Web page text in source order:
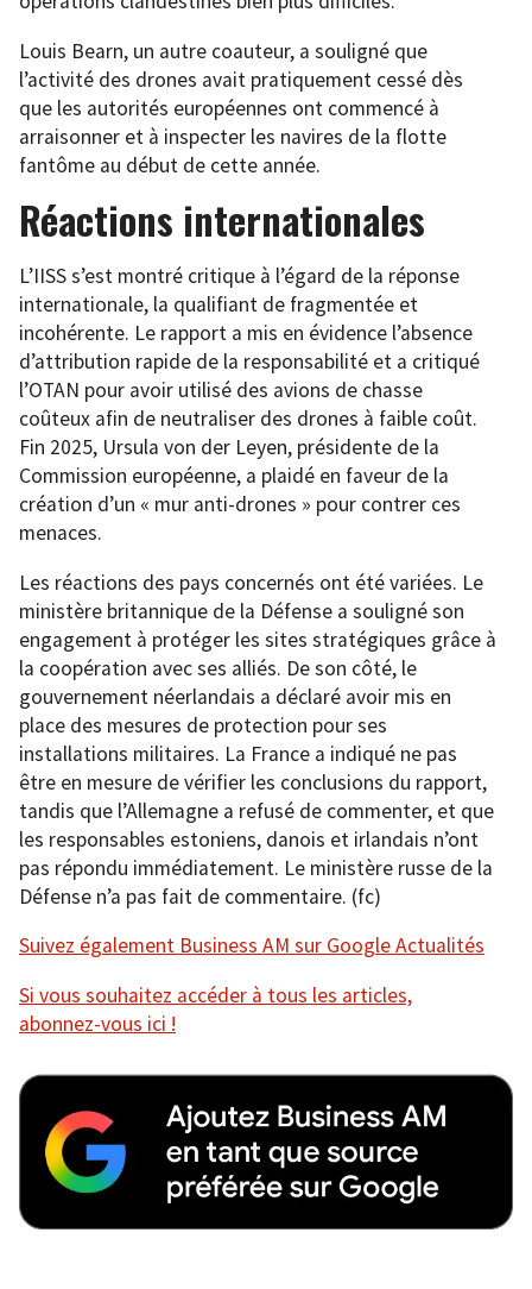
Louis Bearn, un autre coauteur, a souligné que
l’activité des drones avait pratiquement cessé dès
que les autorités européennes ont commencé à
arraisonner et à inspecter les navires de la flotte
fantôme au début de cette année.
Réactions internationales
L’IISS s’est montré critique à l’égard de la réponse
internationale, la qualifiant de fragmentée et
incohérente. Le rapport a mis en évidence l’absence
d’attribution rapide de la responsabilité et a critiqué
l’OTAN pour avoir utilisé des avions de chasse
coûteux afin de neutraliser des drones à faible coût.
Fin 2025, Ursula von der Leyen, présidente de la
Commission européenne, a plaidé en faveur de la
création d’un « mur anti-drones » pour contrer ces
menaces.
Les réactions des pays concernés ont été variées. Le
ministère britannique de la Défense a souligné son
engagement à protéger les sites stratégiques grâce à
la coopération avec ses alliés. De son côté, le
gouvernement néerlandais a déclaré avoir mis en
place des mesures de protection pour ses
installations militaires. La France a indiqué ne pas
être en mesure de vérifier les conclusions du rapport,
tandis que l’Allemagne a refusé de commenter, et que
les responsables estoniens, danois et irlandais n’ont
pas répondu immédiatement. Le ministère russe de la
Défense n’a pas fait de commentaire. (fc)
Suivez également Business AM sur Google Actualités
Si vous souhaitez accéder à tous les articles,
abonnez-vous ici !